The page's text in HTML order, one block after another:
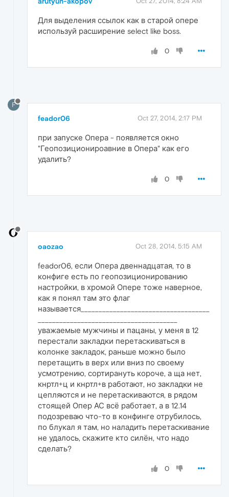
Для выделения ссылок как в старой опере
используй расширение select like boss.
0
F
feador06 Oct 27, 2014, 2:17 PM
при запуске Опера - появляется окно
"Геопозиционироавние в Опера" как его
удалить?
0
oaozao Oct 28, 2014, 5:15 AM
feador06, если Опера двеннадцатая, то в
конфиге есть по геопозиционированию
настройки, в хромой Опере тоже наверное,
как я понял там это флаг
называется____________________________________
уважаемые мужчины и пацаны, у меня в 12
перестали закладки перетаскиваться в
колонке закладок, раньше можно было
перетащить в верх или вниз по своему
усмотрению, сортирануть короче, а ща нет,
кнртл+ц и кнртл+в работают, но закладки не
цепляются и не перетаскиваются, в рядом
стоящей Опер АС всё работает, а в 12.14
подозреваю что-то в конфинге отрубилось,
по блукал я там, но наладить перетаскивание
не удалось, скажите кто силён, что надо
сделать?
0